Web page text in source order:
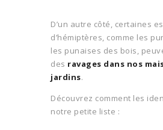
D’un autre côté, certaines
d’hémiptères, comme les
les punaises des bois,
des ravages dans nos
jardins.
Découvrez comment les
notre petite liste :